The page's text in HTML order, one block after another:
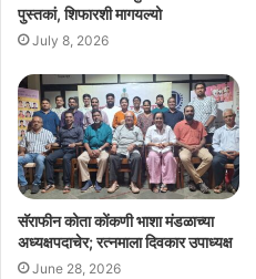
पुस्तकां, शिफारशी मागयल्यो
July 8, 2026
सॅराफीन कोता कोंकणी भाशा मंडळाच्या
अध्यक्षपदाचेर; रत्नमाला दिवकार उपाध्यक्ष
June 28, 2026